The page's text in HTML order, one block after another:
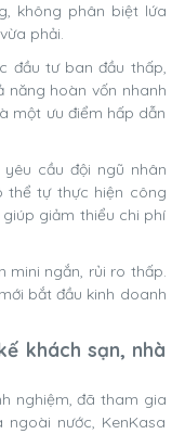
không phân biệt lứa
phải.
đầu tư ban đầu thấp,
năng hoàn vốn nhanh
một ưu điểm hấp dẫn
cầu đội ngũ nhân
thể tự thực hiện công
giảm thiểu chi phí
mini ngắn, rủi ro thấp.
bắt đầu kinh doanh
khách sạn, nhà
nghiệm, đã tham gia
nước, KenKasa